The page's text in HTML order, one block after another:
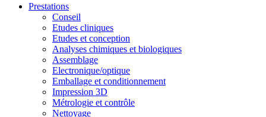
Prestations
Conseil
Etudes cliniques
Etudes et conception
Analyses chimiques et biologiques
Assemblage
Electronique/optique
Emballage et conditionnement
Impression 3D
Métrologie et contrôle
Nettoyage